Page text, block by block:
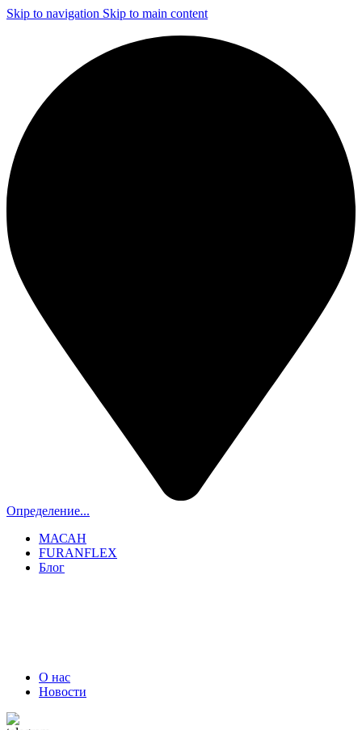
Skip to navigation Skip to main content
Определение...
МАСАН
FURANFLEX
Блог
О нас
Новости